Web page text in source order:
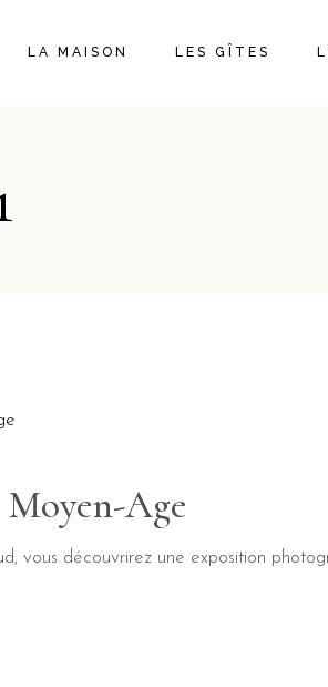
LA MAISON LES GÎTES
Moyen-Age
vous découvrirez une exposition